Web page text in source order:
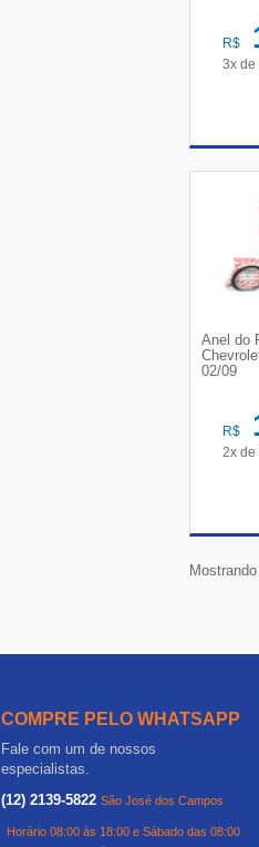
R$
3x de
Anel do
02/09
R$
2x de
COMPRE PELO WHATSAPP
Fale com um de nossos
especialistas.
(12) 2139-5822 São José dos Campos
Horário 08:00 às 18:00 e Sábado das 08:00